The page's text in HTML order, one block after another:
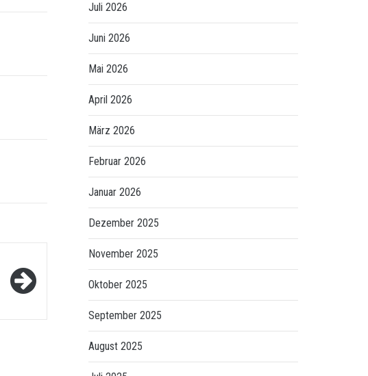
Juli 2026
Juni 2026
Mai 2026
April 2026
März 2026
Februar 2026
Januar 2026
Dezember 2025
November 2025
Oktober 2025
September 2025
August 2025